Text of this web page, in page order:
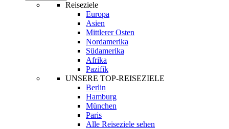
Reiseziele
Europa
Asien
Mittlerer Osten
Nordamerika
Südamerika
Afrika
Pazifik
UNSERE TOP-REISEZIELE
Berlin
Hamburg
München
Paris
Alle Reiseziele sehen